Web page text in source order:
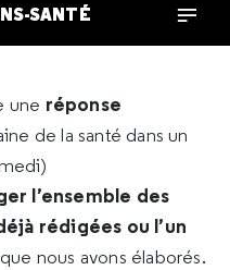
SANTÉ
une réponse
de la santé dans un
l’ensemble des
rédigées ou l’un
que nous avons élaborés.